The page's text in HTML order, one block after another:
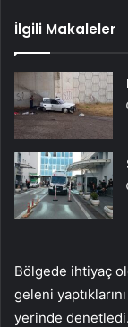
İlgili Makaleler
Bölgede ihtiyaç
geleni
yerinde